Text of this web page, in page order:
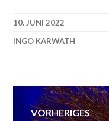
10. JUNI 2022
INGO KARWATH
VORHERIGES